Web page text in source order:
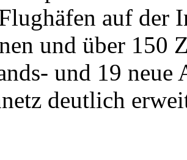
auf der
und über 150
und 19 neue
deutlich